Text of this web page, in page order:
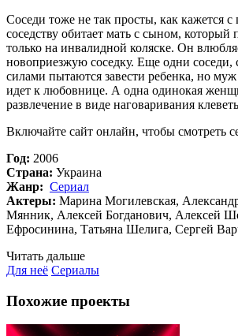
Соседи тоже не так просты, как кажется с
соседству обитает мать с сыном, который
только на инвалидной коляске. Он
новоприезжую соседку. Еще одни соседи,
силами пытаются завести ребенка, но
идет к любовнице. А одна одинокая
развлечение в виде наговаривания
Включайте сайт онлайн, чтобы смотреть
Год: 2006
Страна: Украина
Жанр: Сериал
Актеры: Марина Могилевская,
Мянник, Алексей Богданович, Алексей
Ефросинина, Татьяна Шелига, Сергей
Читать дальше
Для неё Сериалы
Похожие проекты